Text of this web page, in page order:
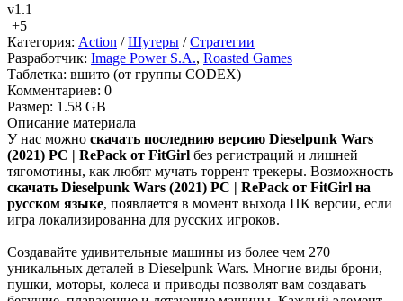
v1.1
+5
Категория: Action /Шутеры /Стратегии
Разработчик: Image Power S.A., Roasted Games
Таблетка: вшито (от группы CODEX)
Комментариев: 0
Размер: 1.58 GB
Описание материала
У нас можно скачать последнию версию Dieselpunk Wars
(2021) PC | RePack от FitGirl без регистраций и лишней
тягомотины, как любят мучать торрент трекеры. Возможность
скачать Dieselpunk Wars (2021) PC | RePack от FitGirl на
русском языке, появляется в момент выхода ПК версии, если
игра локализированна для русских игроков.
Создавайте удивительные машины из более чем 270
уникальных деталей в Dieselpunk Wars. Многие виды брони,
пушки, моторы, колеса и приводы позволят вам создавать